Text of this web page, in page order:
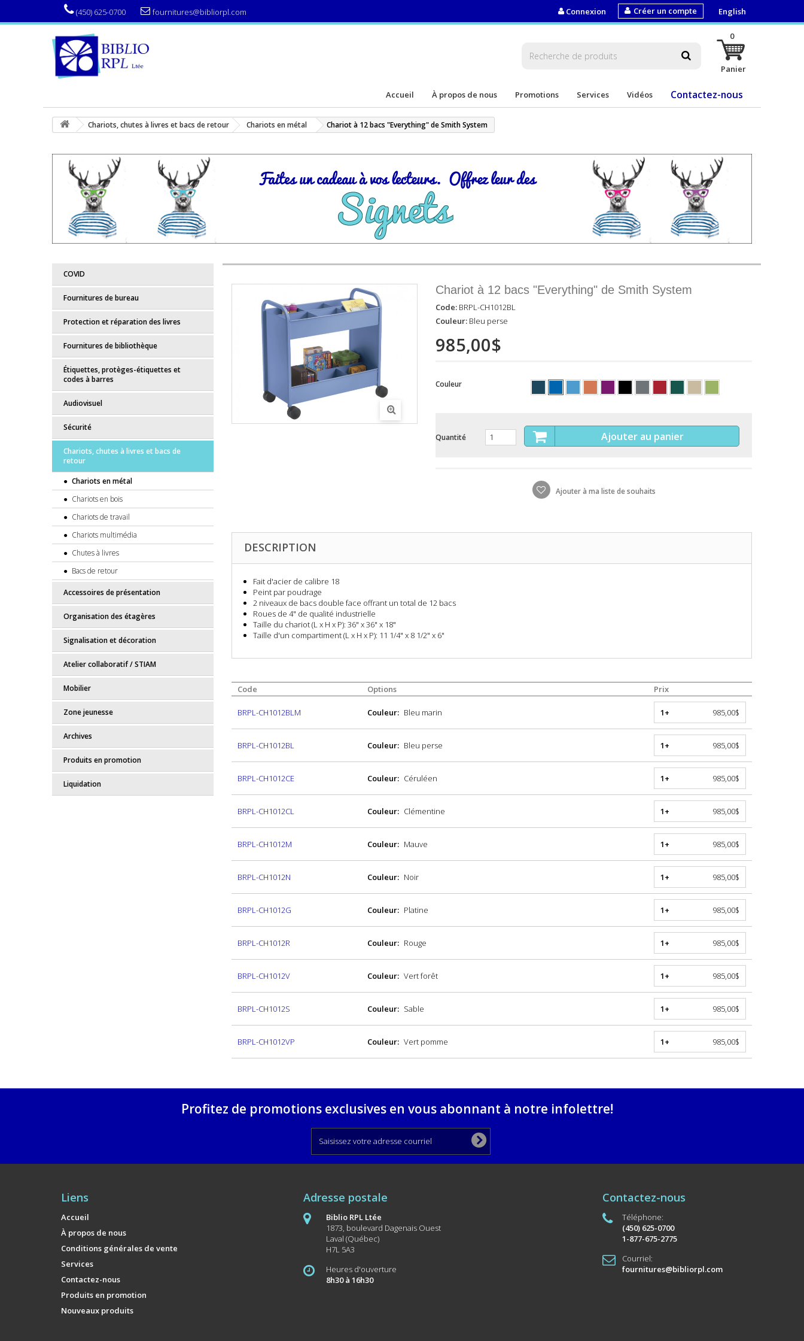
English
Créer un compte
Connexion
(450) 625-0700 fournitures@bibliorpl.com
0
Panier
Accueil À propos de nous Promotions Services Vidéos Contactez-nous
Chariots, chutes à livres et bacs de retour Chariots en métal Chariot à 12 bacs "Everything" de Smith System
COVID
Fournitures de bureau
Protection et réparation des livres
Fournitures de bibliothèque
Étiquettes, protèges-étiquettes et
codes à barres
Audiovisuel
Sécurité
Chariots, chutes à livres et bacs de
retour
Chariots en métal
Chariots en bois
Chariots de travail
Chariots multimédia
Chutes à livres
Bacs de retour
Accessoires de présentation
Organisation des étagères
Signalisation et décoration
Atelier collaboratif / STIAM
Mobilier
Zone jeunesse
Archives
Produits en promotion
Liquidation
Chariot à 12 bacs "Everything" de Smith System
Code: BRPL-CH1012BL
Couleur: Bleu perse
985,00$
Couleur
Quantité Ajouter au panier
Ajouter à ma liste de souhaits
DESCRIPTION
Fait d'acier de calibre 18
Peint par poudrage
2 niveaux de bacs double face offrant un total de 12 bacs
Roues de 4" de qualité industrielle
Taille du chariot (L x H x P): 36" x 36" x 18"
Taille d'un compartiment (L x H x P): 11 1/4" x 8 1/2" x 6"
Code Options Prix
BRPL-CH1012BLM Couleur: Bleu marin 1+ 985,00$
BRPL-CH1012BL Couleur: Bleu perse 1+ 985,00$
BRPL-CH1012CE Couleur: Céruléen 1+ 985,00$
BRPL-CH1012CL Couleur: Clémentine 1+ 985,00$
BRPL-CH1012M Couleur: Mauve 1+ 985,00$
BRPL-CH1012N Couleur: Noir 1+ 985,00$
BRPL-CH1012G Couleur: Platine 1+ 985,00$
BRPL-CH1012R Couleur: Rouge 1+ 985,00$
BRPL-CH1012V Couleur: Vert forêt 1+ 985,00$
BRPL-CH1012S Couleur: Sable 1+ 985,00$
BRPL-CH1012VP Couleur: Vert pomme 1+ 985,00$
Profitez de promotions exclusives en vous abonnant à notre infolettre!
Liens
Accueil
À propos de nous
Conditions générales de vente
Services
Contactez-nous
Produits en promotion
Nouveaux produits
Adresse postale
Biblio RPL Ltée
1873, boulevard Dagenais Ouest
Laval (Québec)
H7L 5A3
Heures d'ouverture
8h30 à 16h30
Contactez-nous
Téléphone:
(450) 625-0700
1-877-675-2775
Courriel:
fournitures@bibliorpl.com